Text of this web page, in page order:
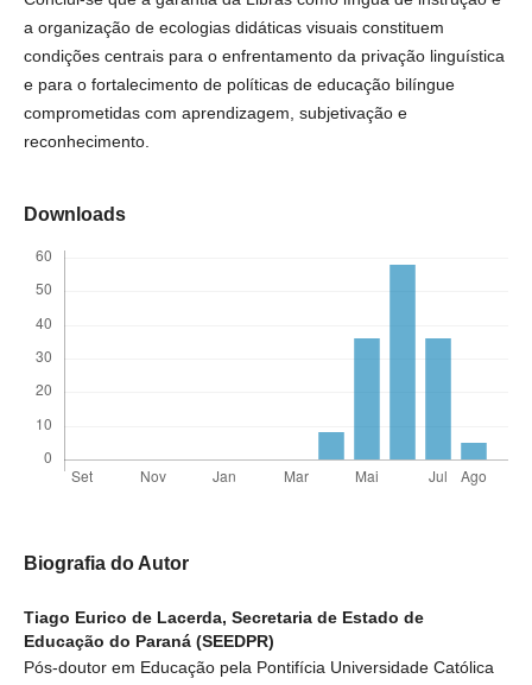
a organização de ecologias didáticas visuais constituem
condições centrais para o enfrentamento da privação linguística
e para o fortalecimento de políticas de educação bilíngue
comprometidas com aprendizagem, subjetivação e
reconhecimento.
Downloads
Biografia do Autor
Tiago Eurico de Lacerda, Secretaria de Estado de
Educação do Paraná (SEEDPR)
Pós-doutor em Educação pela Pontifícia Universidade Católica